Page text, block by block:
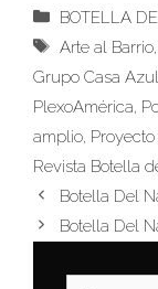
Categorías
BOTELLA
Etiquetas
Arte al Barrio,
Grupo Casa Azul
PlexoAmérica,
amplio,
Revista Botella
Botella Del
Botella Del